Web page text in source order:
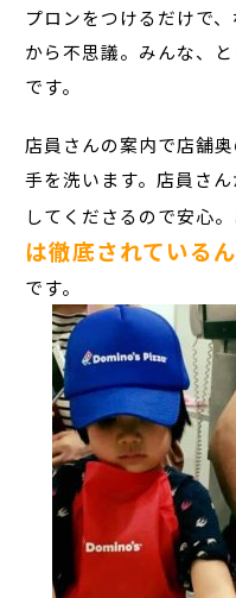
プロンをつけるだけで
から不思議。みんな、
です。
店員さんの案内で店舗
手を洗います。店員さ
してくださるので安心
は徹底されている
です。